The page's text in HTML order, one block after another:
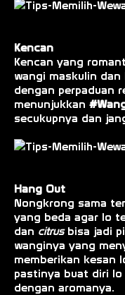
Kencan
Kencan yang
wangi maskulin
dengan perpaduan
menunjukkan
secukupnya dan
Hang Out
Nongkrong sama
yang beda agar lo
dan citrusbisa jadi
wanginya yang
memberikan kesan
pastinya buat diri
dengan aromanya.